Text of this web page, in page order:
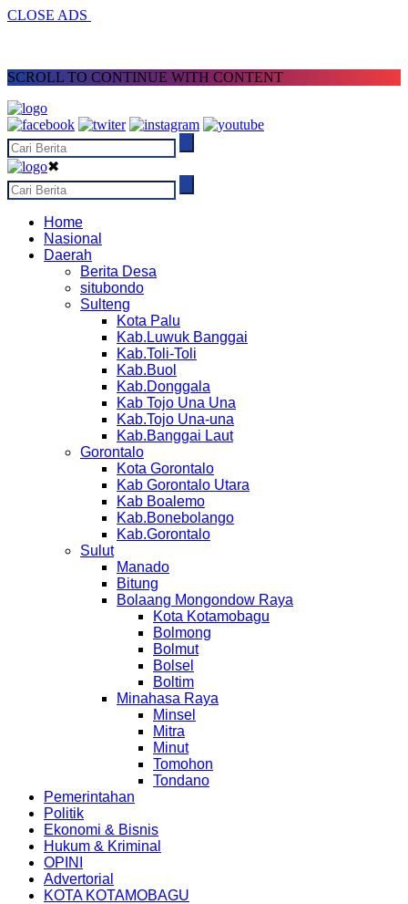
CLOSE ADS
SCROLL TO CONTINUE WITH CONTENT
✖
Home
Nasional
Daerah
Berita Desa
situbondo
Sulteng
Kota Palu
Kab.Luwuk Banggai
Kab.Toli-Toli
Kab.Buol
Kab.Donggala
Kab Tojo Una Una
Kab.Tojo Una-una
Kab.Banggai Laut
Gorontalo
Kota Gorontalo
Kab Gorontalo Utara
Kab Boalemo
Kab.Bonebolango
Kab.Gorontalo
Sulut
Manado
Bitung
Bolaang Mongondow Raya
Kota Kotamobagu
Bolmong
Bolmut
Bolsel
Boltim
Minahasa Raya
Minsel
Mitra
Minut
Tomohon
Tondano
Pemerintahan
Politik
Ekonomi & Bisnis
Hukum & Kriminal
OPINI
Advertorial
KOTA KOTAMOBAGU